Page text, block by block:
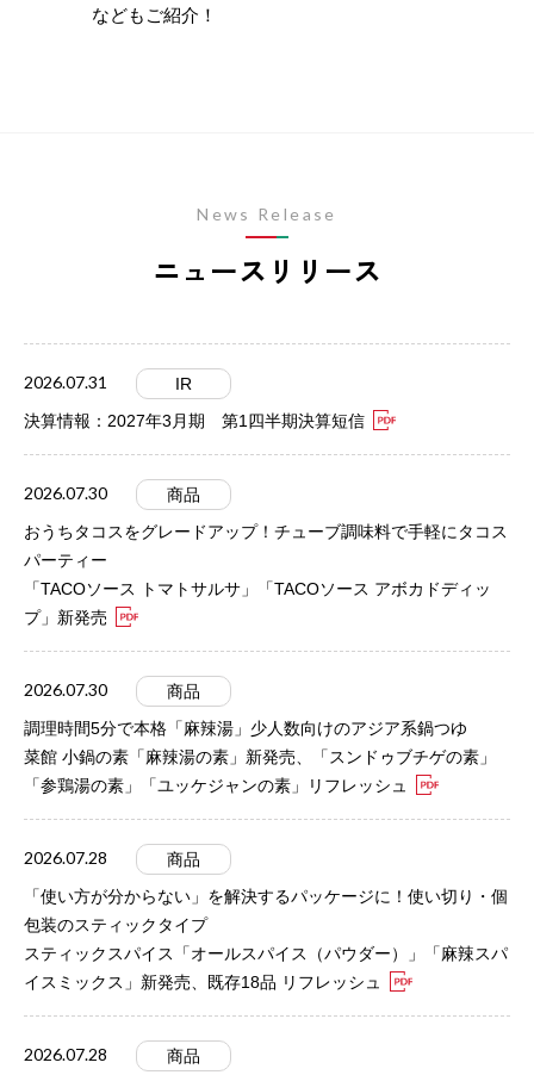
などもご紹介！
ニュースリリース
News Release
2026.07.31
IR
決算情報：2027年3月期 第1四半期決算短信
2026.07.30
商品
おうちタコスをグレードアップ！チューブ調味料で手軽にタコス
パーティー
「TACOソース トマトサルサ」「TACOソース アボカドディッ
プ」新発売
2026.07.30
商品
調理時間5分で本格「麻辣湯」少人数向けのアジア系鍋つゆ
菜館 小鍋の素「麻辣湯の素」新発売、「スンドゥブチゲの素」
「参鶏湯の素」「ユッケジャンの素」リフレッシュ
2026.07.28
商品
「使い方が分からない」を解決するパッケージに！使い切り・個
包装のスティックタイプ
スティックスパイス「オールスパイス（パウダー）」「麻辣スパ
イスミックス」新発売、既存18品 リフレッシュ
2026.07.28
商品